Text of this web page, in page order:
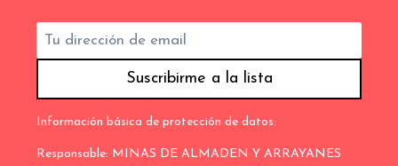
Información básica de protección de datos:
Responsable: MINAS DE ALMADEN Y ARRAYANES